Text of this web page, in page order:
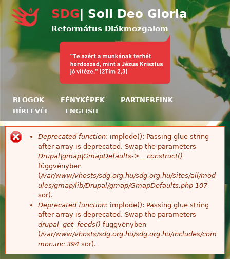
Ugrás a tartalomra
SDG | Soli Deo Gloria
Református Diákmozgalom
BLOGOK FÉNYKÉPEK
PARTNEREINK
HÍRLEVÉL
ENGLISH
Hibaüzenet
Deprecated function: implode(): Passing glue string
after array is deprecated. Swap the parameters
Drupal\gmap\GmapDefaults->__construct()
függvényben
(/var/www/vhosts/sdg.org.hu/sdg.org.hu/sites/all/mod
ules/gmap/lib/Drupal/gmap/GmapDefaults.php 107
sor).
Deprecated function: implode(): Passing glue string
after array is deprecated. Swap the parameters
drupal_get_feeds() függvényben
(/var/www/vhosts/sdg.org.hu/sdg.org.hu/includes/com
mon.inc 394 sor).